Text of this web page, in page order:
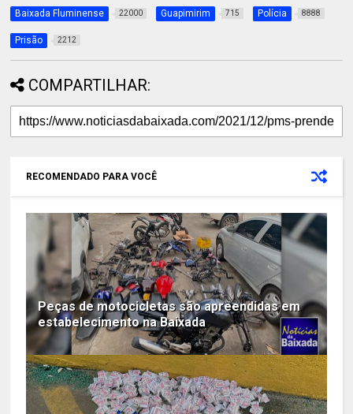
Baixada Fluminense 22000 Guapimirim 715 Polícia 8888
Prisão 2212
COMPARTILHAR:
RECOMENDADO PARA VOCÊ
Peças de motocicletas são apreendidas em
estabelecimento na Baixada